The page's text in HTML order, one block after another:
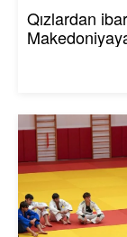
Qızlardan